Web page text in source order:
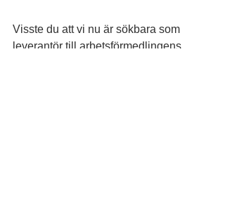
Visste du att vi nu är sökbara som
leverantör till arbetsförmedlingens